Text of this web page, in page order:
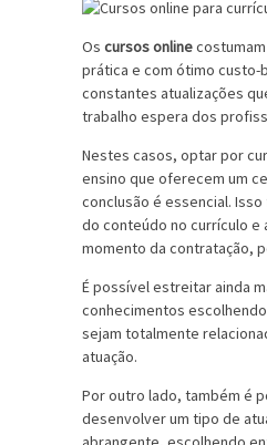
Os cursos online
prática e com ótimo custo-
constantes atualizações
trabalho espera dos
Nestes casos, optar por
ensino que oferecem um
conclusão é essencial.
do conteúdo no currículo e
momento da contratação,
É possível estreitar ainda
conhecimentos escolhendo
sejam totalmente
atuação.
Por outro lado, também é
desenvolver um tipo de